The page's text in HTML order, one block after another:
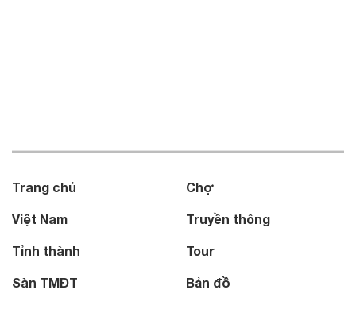
Trang chủ
Việt Nam
Tỉnh thành
Sàn TMĐT
Chợ
Truyền thông
Tour
Bản đồ